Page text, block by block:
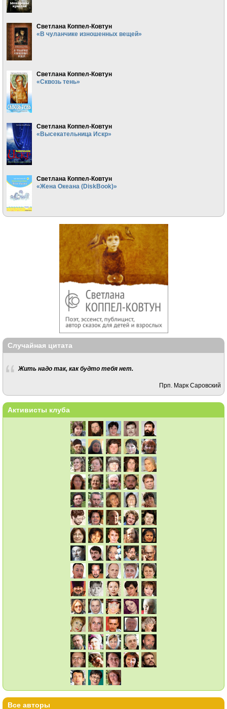
Светлана Коппел-Ковтун
«В чуланчике изношенных вещей»
Светлана Коппел-Ковтун
«Сквозь тень»
Светлана Коппел-Ковтун
«Высекательница Искр»
Светлана Коппел-Ковтун
«Жена Океана (DiskBook)»
Случайная цитата
Жить надо так, как будто тебя нет.
Прп. Марк Саровский
Активисты клуба
Все авторы